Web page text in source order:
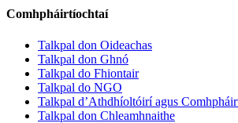
Comhpháirtíochtaí
Talkpal don Oideachas
Talkpal don Ghnó
Talkpal do Fhiontair
Talkpal do NGO
Talkpal d’Athdhíoltóirí agus
Talkpal don Chleamhnaithe